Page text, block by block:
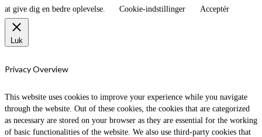
at give dig en bedre oplevelse.
Cookie-indstillinger Acceptér
Luk
Privacy Overview
This website uses cookies to improve your experience while you navigate
through the website. Out of these cookies, the cookies that are categorized
as necessary are stored on your browser as they are essential for the working
of basic functionalities of the website. We also use third-party cookies that